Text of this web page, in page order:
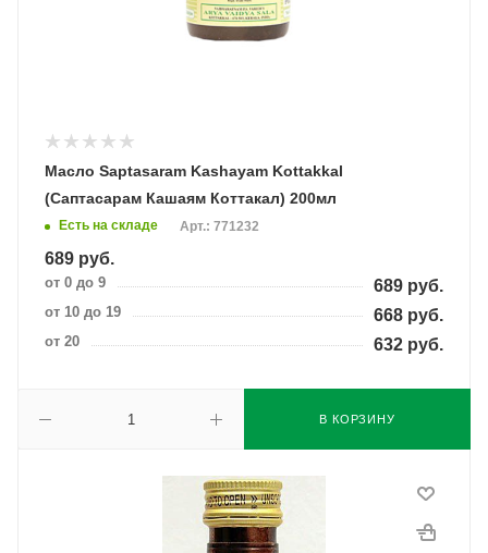
Масло Saptasaram Kashayam Kottakkal
(Саптасарам Кашаям Коттакал) 200мл
Есть на складе Арт.: 771232
689 руб.
от 0 до 9 689 руб.
от 10 до 19 668 руб.
от 20 632 руб.
В КОРЗИНУ